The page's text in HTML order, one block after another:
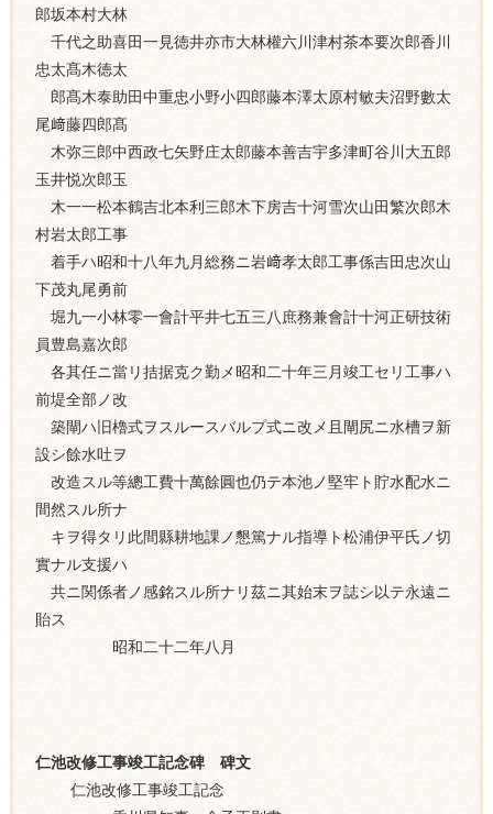
郎坂本村大林
千代之助喜田一見徳井亦市大林權六川津村茶本要次郎香川
忠太髙木徳太
郎髙木泰助田中重忠小野小四郎藤本澤太原村敏夫沼野數太
尾﨑藤四郎髙
木弥三郎中西政七矢野庄太郎藤本善吉宇多津町谷川大五郎
玉井悦次郎玉
木一一松本鶴吉北本利三郎木下房吉十河雪次山田繁次郎木
村岩太郎工事
着手ハ昭和十八年九月総務ニ岩﨑孝太郎工事係吉田忠次山
下茂丸尾勇前
堀九一小林零一會計平井七五三八庶務兼會計十河正研技術
員豊島嘉次郎
各其任ニ當リ拮据克ク勤メ昭和二十年三月竣工セリ工事ハ
前堤全部ノ改
築閘ハ旧櫓式ヲスルースバルプ式ニ改メ且閘尻ニ水槽ヲ新
設シ餘水吐ヲ
改造スル等總工費十萬餘圓也仍テ本池ノ堅牢ト貯水配水ニ
間然スル所ナ
キヲ得タリ此間縣耕地課ノ懇篤ナル指導ト松浦伊平氏ノ切
實ナル支援ハ
共ニ関係者ノ感銘スル所ナリ茲ニ其始末ヲ誌シ以テ永遠ニ
貽ス
昭和二十二年八月
仁池改修工事竣工記念碑 碑文
仁池改修工事竣工記念